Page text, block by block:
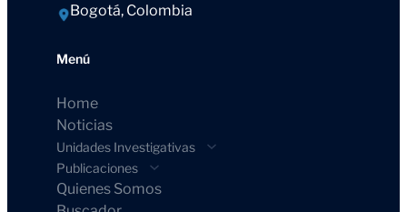
Bogotá, Colombia
Menú
Home
Noticias
Unidades Investigativas
Publicaciones
Quienes Somos